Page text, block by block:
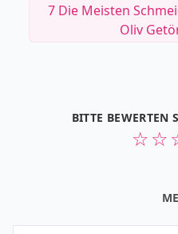
7 Die Meisten
Oliv
BITTE BEWERTEN
☆
☆